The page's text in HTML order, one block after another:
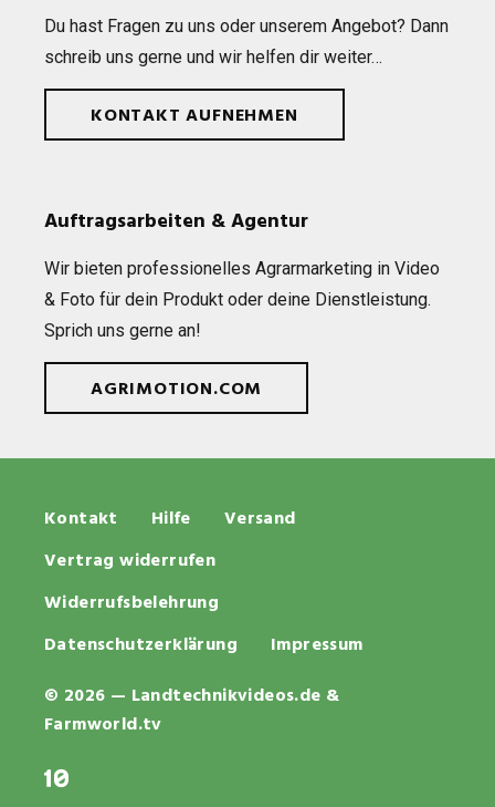
Du hast Fra­gen zu uns oder unse­rem Ange­bot? Dann
schreib uns gerne und wir hel­fen dir weiter…
KONTAKT AUFNEHMEN
Auftragsarbeiten & Agentur
Wir bie­ten pro­fes­sio­nel­les Agrar­mar­ke­ting in Video
& Foto für dein Pro­dukt oder deine Dienst­leis­tung.
Sprich uns gerne an!
AGRIMOTION.COM
© 2026 — Landtechnikvideos.de &
Farmworld.tv
Kontakt Hilfe
Versand
Vertrag widerrufen
Widerrufsbelehrung
Datenschutzerklärung
Impressum